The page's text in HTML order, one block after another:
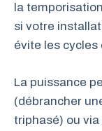
la
si votre
évite les cycles
La puissance
(débrancher
triphasé) ou